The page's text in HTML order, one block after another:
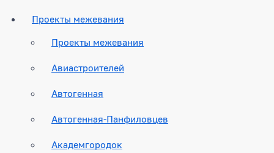
Проекты межевания
Проекты межевания
Авиастроителей
Автогенная
Автогенная-Панфиловцев
Академгородок